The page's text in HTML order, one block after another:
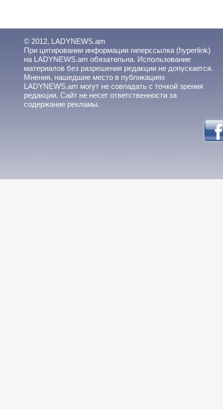
© 2012, LADYNEWS.am
При цитировании информации гиперссылка (hyperlink)
на LADYNEWS.am обязательна. Использование
материалов без разрешения редакции не допускается.
Мнения, нашедшие место в публикациях
LADYNEWS.am могут не совпадать с точкой зрения
редакции. Сайт не несет ответственности за
содержание рекламы.